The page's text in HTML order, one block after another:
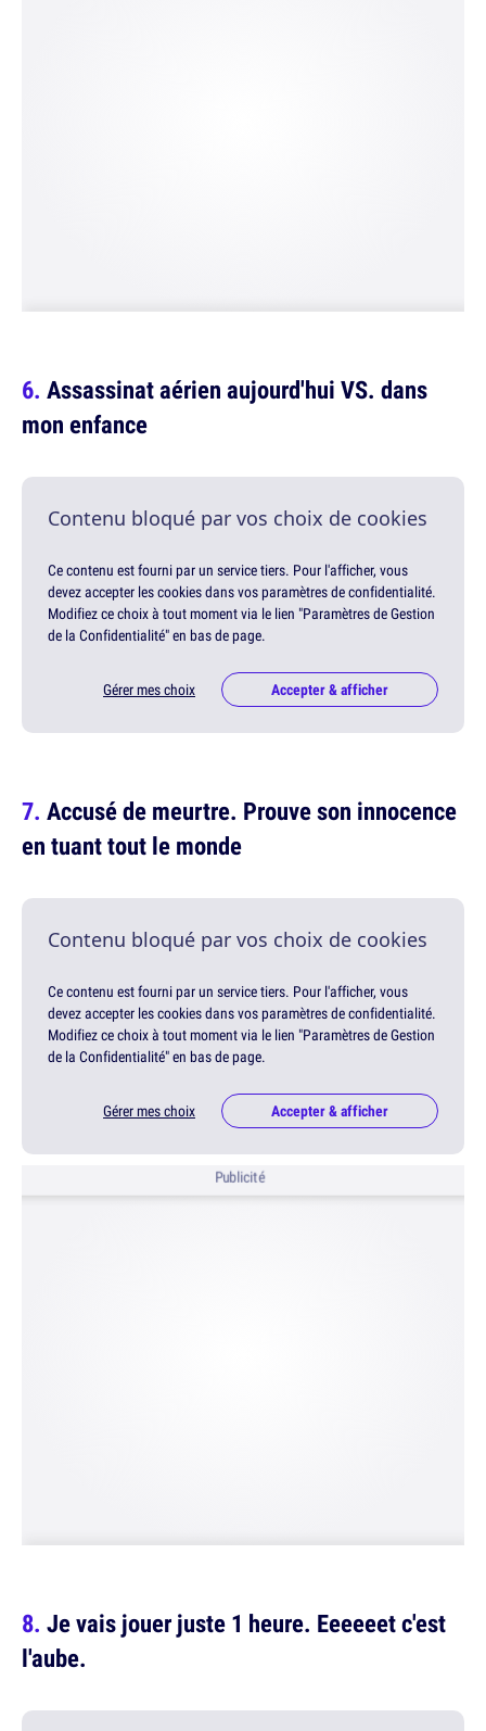
Assassinat aérien aujourd'hui VS. dans
mon enfance
Contenu bloqué par vos choix de cookies
Ce contenu est fourni par un service tiers. Pour l'afficher, vous
devez accepter les cookies dans vos paramètres de confidentialité.
Modifiez ce choix à tout moment via le lien "Paramètres de Gestion
de la Confidentialité" en bas de page.
Gérer mes choix Accepter & afficher
Accusé de meurtre. Prouve son innocence
en tuant tout le monde
Contenu bloqué par vos choix de cookies
Ce contenu est fourni par un service tiers. Pour l'afficher, vous
devez accepter les cookies dans vos paramètres de confidentialité.
Modifiez ce choix à tout moment via le lien "Paramètres de Gestion
de la Confidentialité" en bas de page.
Gérer mes choix Accepter & afficher
Publicité
Je vais jouer juste 1 heure. Eeeeeet c'est
l'aube.